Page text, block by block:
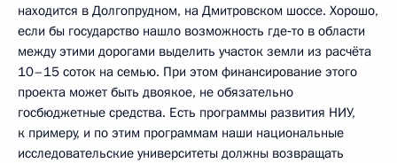
находится в Долгопрудном, на Дмитровском шоссе. Хорошо,
если бы государство нашло возможность где‑то в области
между этими дорогами выделить участок земли из расчёта
10–15 соток на семью. При этом финансирование этого
проекта может быть двоякое, не обязательно
госбюджетные средства. Есть программы развития НИУ,
к примеру, и по этим программам наши национальные
исследовательские университеты должны возвращать